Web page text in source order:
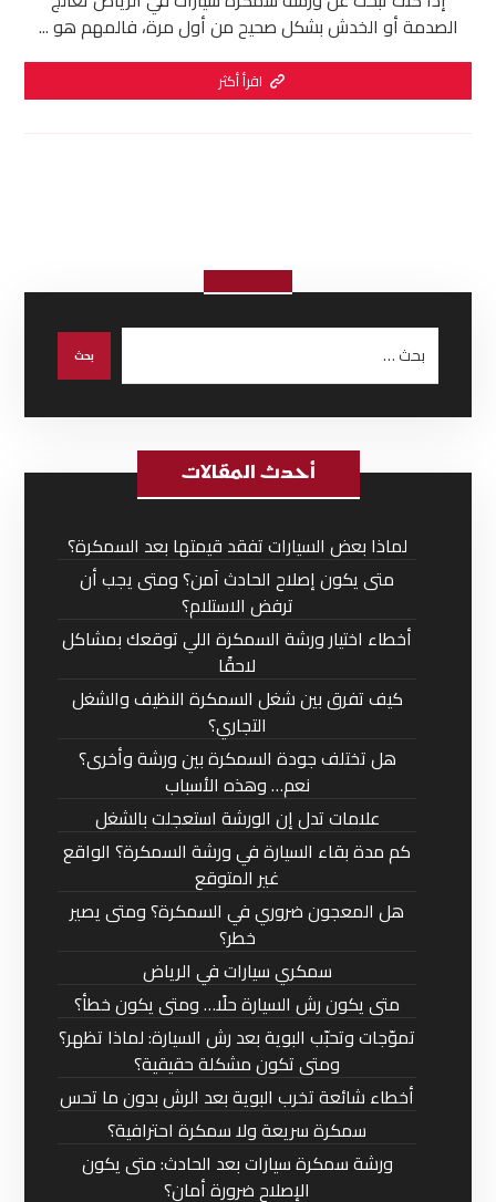
الصدمة أو الخدش بشكل صحيح من أول مرة، فالمهم هو ...
اقرأ أكثر
أحدث المقالات
لماذا بعض السيارات تفقد قيمتها بعد السمكرة؟
متى يكون إصلاح الحادث آمن؟ ومتى يجب أن
ترفض الاستلام؟
أخطاء اختيار ورشة السمكرة اللي توقعك بمشاكل
لاحقًا
كيف تفرق بين شغل السمكرة النظيف والشغل
التجاري؟
هل تختلف جودة السمكرة بين ورشة وأخرى؟
نعم… وهذه الأسباب
علامات تدل إن الورشة استعجلت بالشغل
كم مدة بقاء السيارة في ورشة السمكرة؟ الواقع
غير المتوقع
هل المعجون ضروري في السمكرة؟ ومتى يصير
خطر؟
سمكري سيارات في الرياض
متى يكون رش السيارة حلًا… ومتى يكون خطأ؟
تموّجات وتحبّب البوية بعد رش السيارة: لماذا تظهر؟
ومتى تكون مشكلة حقيقية؟
أخطاء شائعة تخرب البوية بعد الرش بدون ما تحس
سمكرة سريعة ولا سمكرة احترافية؟
ورشة سمكرة سيارات بعد الحادث: متى يكون
الإصلاح ضرورة أمان؟